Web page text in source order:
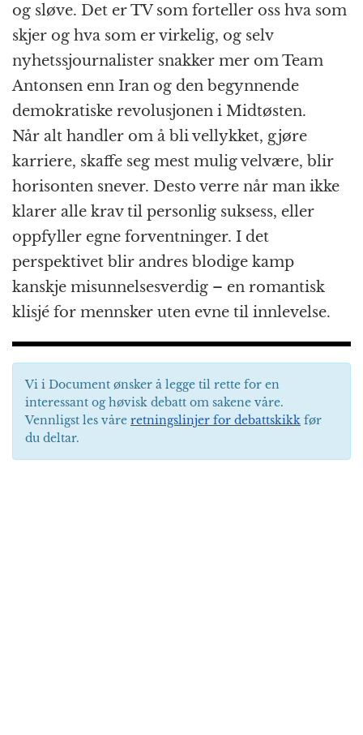
og sløve. Det er TV som forteller oss hva som
skjer og hva som er virkelig, og selv
nyhetssjournalister snakker mer om Team
Antonsen enn Iran og den begynnende
demokratiske revolusjonen i Midtøsten.
Når alt handler om å bli vellykket, gjøre
karriere, skaffe seg mest mulig velvære, blir
horisonten snever. Desto verre når man ikke
klarer alle krav til personlig suksess, eller
oppfyller egne forventninger. I det
perspektivet blir andres blodige kamp
kanskje misunnelsesverdig – en romantisk
klisjé for mennsker uten evne til innlevelse.
Vi i Document ønsker å legge til rette for en
interessant og høvisk debatt om sakene våre.
Vennligst les våre retningslinjer for debattskikk før
du deltar.